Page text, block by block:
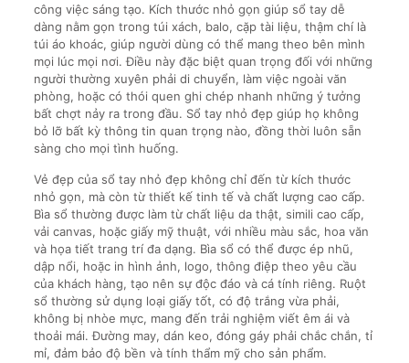
công việc sáng tạo. Kích thước nhỏ gọn giúp sổ tay dễ
dàng nằm gọn trong túi xách, balo, cặp tài liệu, thậm chí là
túi áo khoác, giúp người dùng có thể mang theo bên mình
mọi lúc mọi nơi. Điều này đặc biệt quan trọng đối với những
người thường xuyên phải di chuyển, làm việc ngoài văn
phòng, hoặc có thói quen ghi chép nhanh những ý tưởng
bất chợt nảy ra trong đầu. Sổ tay nhỏ đẹp giúp họ không
bỏ lỡ bất kỳ thông tin quan trọng nào, đồng thời luôn sẵn
sàng cho mọi tình huống.
Vẻ đẹp của sổ tay nhỏ đẹp không chỉ đến từ kích thước
nhỏ gọn, mà còn từ thiết kế tinh tế và chất lượng cao cấp.
Bìa sổ thường được làm từ chất liệu da thật, simili cao cấp,
vải canvas, hoặc giấy mỹ thuật, với nhiều màu sắc, hoa văn
và họa tiết trang trí đa dạng. Bìa sổ có thể được ép nhũ,
dập nổi, hoặc in hình ảnh, logo, thông điệp theo yêu cầu
của khách hàng, tạo nên sự độc đáo và cá tính riêng. Ruột
sổ thường sử dụng loại giấy tốt, có độ trắng vừa phải,
không bị nhòe mực, mang đến trải nghiệm viết êm ái và
thoải mái. Đường may, dán keo, đóng gáy phải chắc chắn, tỉ
mỉ, đảm bảo độ bền và tính thẩm mỹ cho sản phẩm.